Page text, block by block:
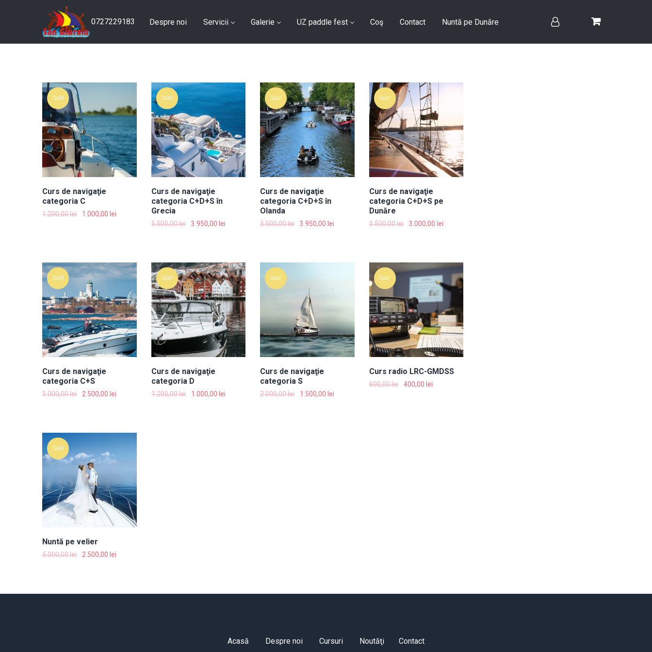
0727229183 Despre noi Servicii Galerie UZ paddle fest Coş Contact Nuntă pe Dunăre
Sale!
Curs de navigaţie
categoria C
1.200,00lei 1.000,00 lei
Sale!
Curs de navigaţie
categoria C+D+S în
Grecia
5.500,00lei 3.950,00 lei
Sale!
Curs de navigaţie
categoria C+D+S în
Olanda
5.500,00lei 3.950,00 lei
Sale!
Curs de navigaţie
categoria C+D+S pe
Dunăre
3.500,00lei 3.000,00 lei
Sale!
Curs de navigaţie
categoria C+S
3.000,00lei 2.500,00 lei
Sale!
Curs de navigaţie
categoria D
1.200,00lei 1.000,00 lei
Sale!
Curs de navigaţie
categoria S
2.000,00lei 1.500,00 lei
Sale!
Curs radio LRC-GMDSS
600,00lei 400,00 lei
Sale!
Nuntă pe velier
5.000,00lei 2.500,00 lei
Acasă Despre noi Cursuri Noutăţi Contact